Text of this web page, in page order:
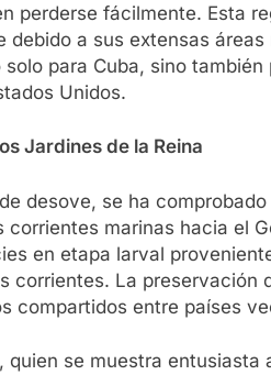
perderse fácilmente. Esta
debido a sus extensas
para Cuba, sino
Unidos.
Jardines de la Reina
desove, se ha
corrientes marinas hacia el
en etapa larval
corrientes. La preservación
compartidos entre países
quien se muestra